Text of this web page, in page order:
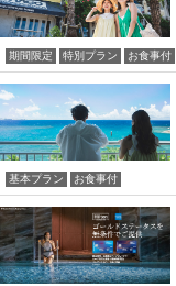
期間限定 特別プラン お食事付
基本プラン お食事付